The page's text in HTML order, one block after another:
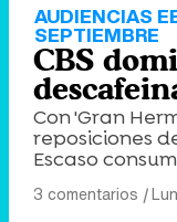
AUDIENCIAS
SEPTIEMBRE
CBS
Con 'Gran
reposiciones
Escaso
3 comentarios |